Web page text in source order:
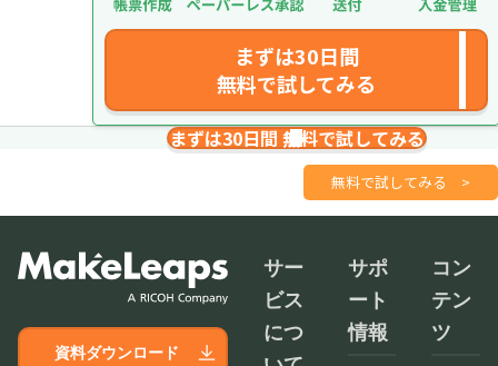
まずは30日間
無料で試してみる
まずは30日間 無料で試してみる
無料で試してみる >
資料ダウンロード
サー
ビス
につ
サポ
ート
情報
コン
テン
ツ